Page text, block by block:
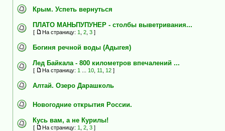
Крым. Успеть вернуться
ПЛАТО МАНЬПУПУНЕР - столбы выветривания...
[ На страницу: 1 2 3 ]
Богиня речной воды (Адыгея)
Лед Байкала - 800 километров впечалений ...
[ На страницу: 1 10 11 12 ]
Алтай. Озеро Дарашколь
Новогодние открытия России.
Кусь вам, а не Курилы!
[ На страницу: 1 2 3 ]